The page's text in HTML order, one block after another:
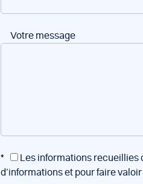
Votre message
*
Les informations recueillies
d’informations et pour faire